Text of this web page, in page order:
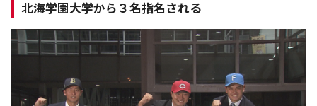
北海学園大学から３名指名される